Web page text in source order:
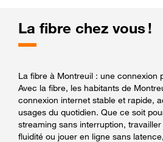
La fibre chez vous !
La fibre à Montreuil : une connexion
Avec la fibre, les habitants de
connexion internet stable et rapide,
usages du quotidien. Que ce soit
streaming sans interruption,
fluidité ou jouer en ligne sans